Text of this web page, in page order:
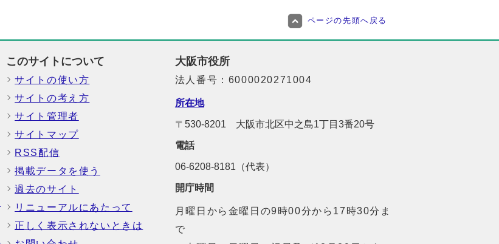
ページの先頭へ戻る
このサイトについて
サイトの使い方
サイトの考え方
サイト管理者
サイトマップ
RSS配信
掲載データを使う
過去のサイト
リニューアルにあたって
正しく表示されないときは
大阪市役所
法人番号：6000020271004
所在地
〒530-8201 大阪市北区中之島1丁目3番20号
電話
06-6208-8181（代表）
開庁時間
月曜日から金曜日の9時00分から17時30分ま
で